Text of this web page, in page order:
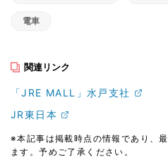
電車
関連リンク
「JRE MALL」水戸支社
JR東日本
※本記事は掲載時点の情報であり、
ます。予めご了承ください。